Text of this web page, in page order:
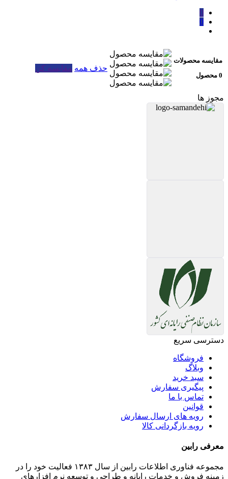
0
0
مقایسه محصولات
0 محصول
حذف همه مقایسه کن
مجوز ها
دسترسی سریع
فروشگاه
وبلاگ
سبد خرید
پیگیری سفارش
تماس با ما
قوانین
رویه های ارسال سفارش
رویه بازگردانی کالا
معرفی رابین
مجموعه فناوری اطلاعات رابین از سال ۱۳۸۳ فعالیت خود را در
زمینه فروش و خدمات رایانه و طراحی و توسعه نرم افزارهای